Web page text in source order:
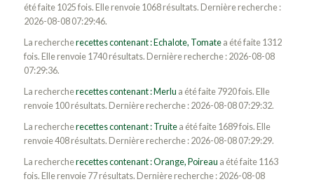
été faite 1025 fois. Elle renvoie 1068 résultats. Dernière recherche :
2026-08-08 07:29:46.
La rechercherecettes contenant : Echalote, Tomatea été faite 1312
fois. Elle renvoie 1740 résultats. Dernière recherche : 2026-08-08
07:29:36.
La rechercherecettes contenant : Merlu a été faite 7920 fois. Elle
renvoie 100 résultats. Dernière recherche : 2026-08-08 07:29:32.
La rechercherecettes contenant : Truitea été faite 1689 fois. Elle
renvoie 408 résultats. Dernière recherche : 2026-08-08 07:29:29.
La rechercherecettes contenant : Orange, Poireau a été faite 1163
fois. Elle renvoie 77 résultats. Dernière recherche : 2026-08-08